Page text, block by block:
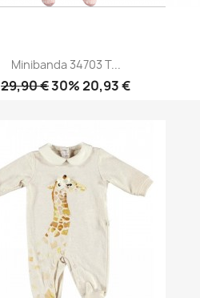
Minibanda 34703 T...
29,90 €30% 20,93 €